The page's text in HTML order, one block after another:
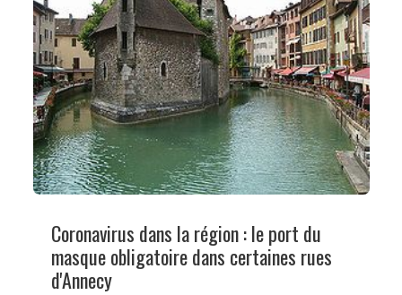
Coronavirus dans la région : le port du
masque obligatoire dans certaines rues
d'Annecy